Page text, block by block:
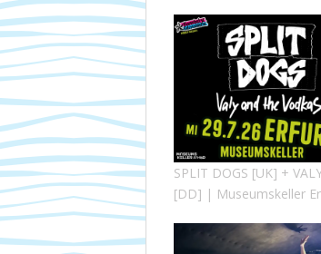
SPLIT DOGS [UK] +
[DD] | Museumskeller